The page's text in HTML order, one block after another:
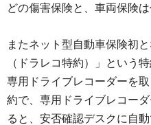
どの傷害保険と、車両保険
またネット型自動車保険初
（ドラレコ特約）」という
専用ドライブレコーダーを
約で、専用ドライブレコー
ると、安否確認デスクに自